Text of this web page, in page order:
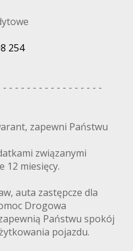
254
- - - - - - - - - - - - - - - -
zapewni Państwu
związanymi
12 miesięcy.
auta zastępcze dla
Drogowa
Państwu spokój
pojazdu.